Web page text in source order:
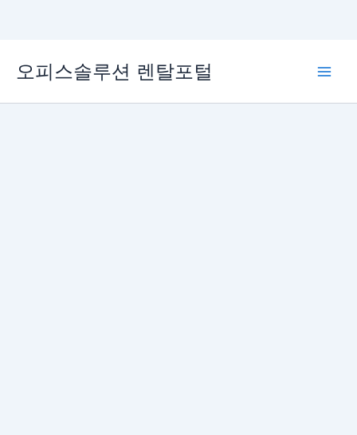
로
오피스솔루션 렌탈포털